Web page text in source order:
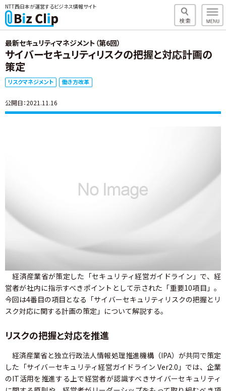
NTT西日本が運営するビジネス情報サイト
最新セキュリティマネジメント（第6回）
サイバーセキュリティリスクの把握と対応計画の
策定
リスクマネジメント 働き方改革
公開日：2021.11.16
経済産業省が策定した「セキュリティ経営ガイドライン」で、経
営者が社内に指示すべきポイントとして示された「重要10項目」。
今回は4番目の項目となる「サイバーセキュリティリスクの把握とリ
スク対応に関する計画の策定」について解説する。
リスクの把握と対応を推進
経済産業省と独立行政法人情報処理推進機構（IPA）が共同で策定
した「サイバーセキュリティ経営ガイドライン Ver2.0」では、企業
のIT活用を推進する上で経営者が認識すべきサイバーセキュリティ